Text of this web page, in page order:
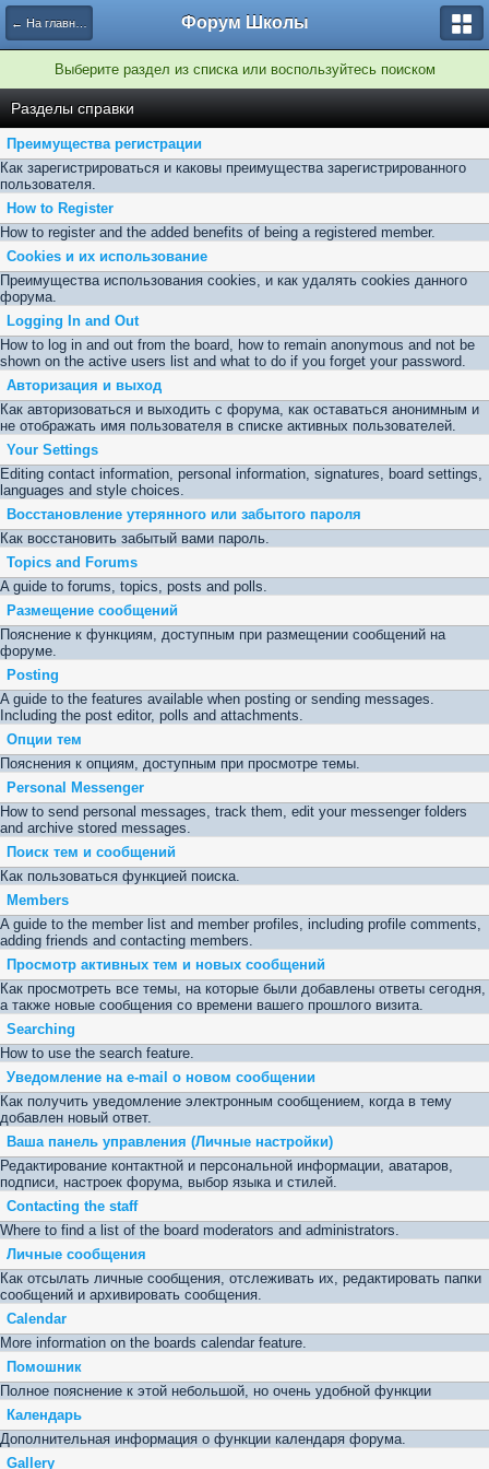
← На главную страницу Форум Школы
Выберите раздел из списка или воспользуйтесь поиском
Разделы справки
Преимущества регистрации
Как зарегистрироваться и каковы преимущества зарегистрированного
пользователя.
How to Register
How to register and the added benefits of being a registered member.
Cookies и их использование
Преимущества использования cookies, и как удалять cookies данного
форума.
Logging In and Out
How to log in and out from the board, how to remain anonymous and not be
shown on the active users list and what to do if you forget your password.
Авторизация и выход
Как авторизоваться и выходить с форума, как оставаться анонимным и
не отображать имя пользователя в списке активных пользователей.
Your Settings
Editing contact information, personal information, signatures, board settings,
languages and style choices.
Восстановление утерянного или забытого пароля
Как восстановить забытый вами пароль.
Topics and Forums
A guide to forums, topics, posts and polls.
Размещение сообщений
Пояснение к функциям, доступным при размещении сообщений на
форуме.
Posting
A guide to the features available when posting or sending messages.
Including the post editor, polls and attachments.
Опции тем
Пояснения к опциям, доступным при просмотре темы.
Personal Messenger
How to send personal messages, track them, edit your messenger folders
and archive stored messages.
Поиск тем и сообщений
Как пользоваться функцией поиска.
Members
A guide to the member list and member profiles, including profile comments,
adding friends and contacting members.
Просмотр активных тем и новых сообщений
Как просмотреть все темы, на которые были добавлены ответы сегодня,
а также новые сообщения со времени вашего прошлого визита.
Searching
How to use the search feature.
Уведомление на е-mail о новом сообщении
Как получить уведомление электронным сообщением, когда в тему
добавлен новый ответ.
Ваша панель управления (Личные настройки)
Редактирование контактной и персональной информации, аватаров,
подписи, настроек форума, выбор языка и стилей.
Contacting the staff
Where to find a list of the board moderators and administrators.
Личные сообщения
Как отсылать личные сообщения, отслеживать их, редактировать папки
сообщений и архивировать сообщения.
Calendar
More information on the boards calendar feature.
Помошник
Полное пояснение к этой небольшой, но очень удобной функции
Календарь
Дополнительная информация о функции календаря форума.
Gallery